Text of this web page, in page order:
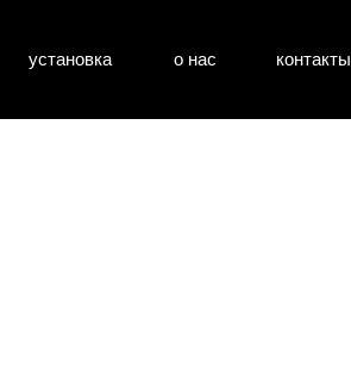
контакты
о нас
установка